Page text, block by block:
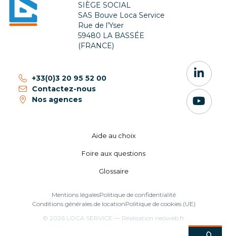
SIÈGE SOCIAL
SAS Bouve Loca Service
Rue de l’Yser
59480 LA BASSÉE
(FRANCE)
+33(0)3 20 95 52 00
Contactez-nous
Nos agences
Aide au choix
Foire aux questions
Glossaire
Mentions légalesPolitique de confidentialité
Conditions générales de locationPolitique de cookies (UE)
© 2026 LOCA SERVICE — Réalisation neoweb.fr